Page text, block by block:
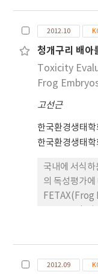
계의 세정관들
정기간동안
단면적도 최
국산개구리
는 정소주기를
2012.10
청개구리 배아
Toxicity
Frog
고선근
한국환경생태학
한국환경생태학
국내에 서식
의 독성평가에
배아를 배양
이는 감소하고
2012.09